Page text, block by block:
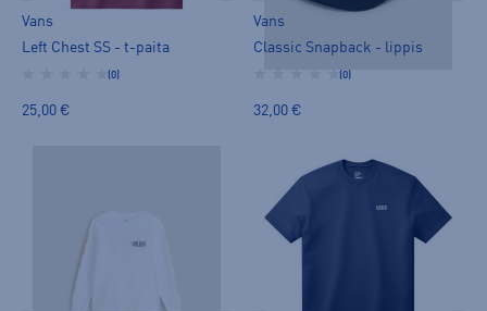
Vans
Left Chest SS - t-paita
(0)
25,00 €
Vans
Classic Snapback - lippis
(0)
32,00 €